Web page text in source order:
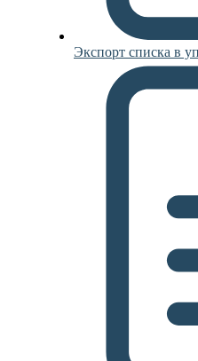
Экспорт списка в